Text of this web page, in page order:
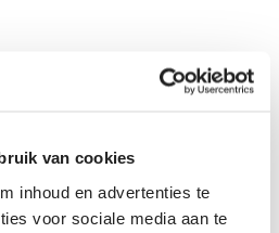
van cookies
inhoud en advertenties te
voor sociale media aan te